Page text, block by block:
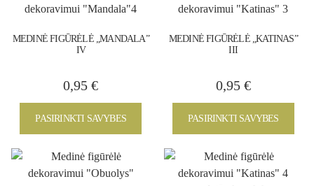
MEDINĖ FIGŪRĖLĖ „MANDALA”
IV
0,95€
PASIRINKTI SAVYBES
MEDINĖ FIGŪRĖLĖ „KATINAS”
III
0,95 €
PASIRINKTI SAVYBES